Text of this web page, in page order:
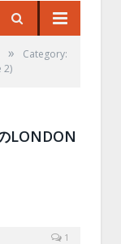
»
Category:
2)
LONDON
1